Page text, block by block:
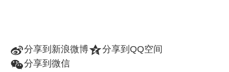
t分享到新浪微博z分享到QQ空间
w分享到微信